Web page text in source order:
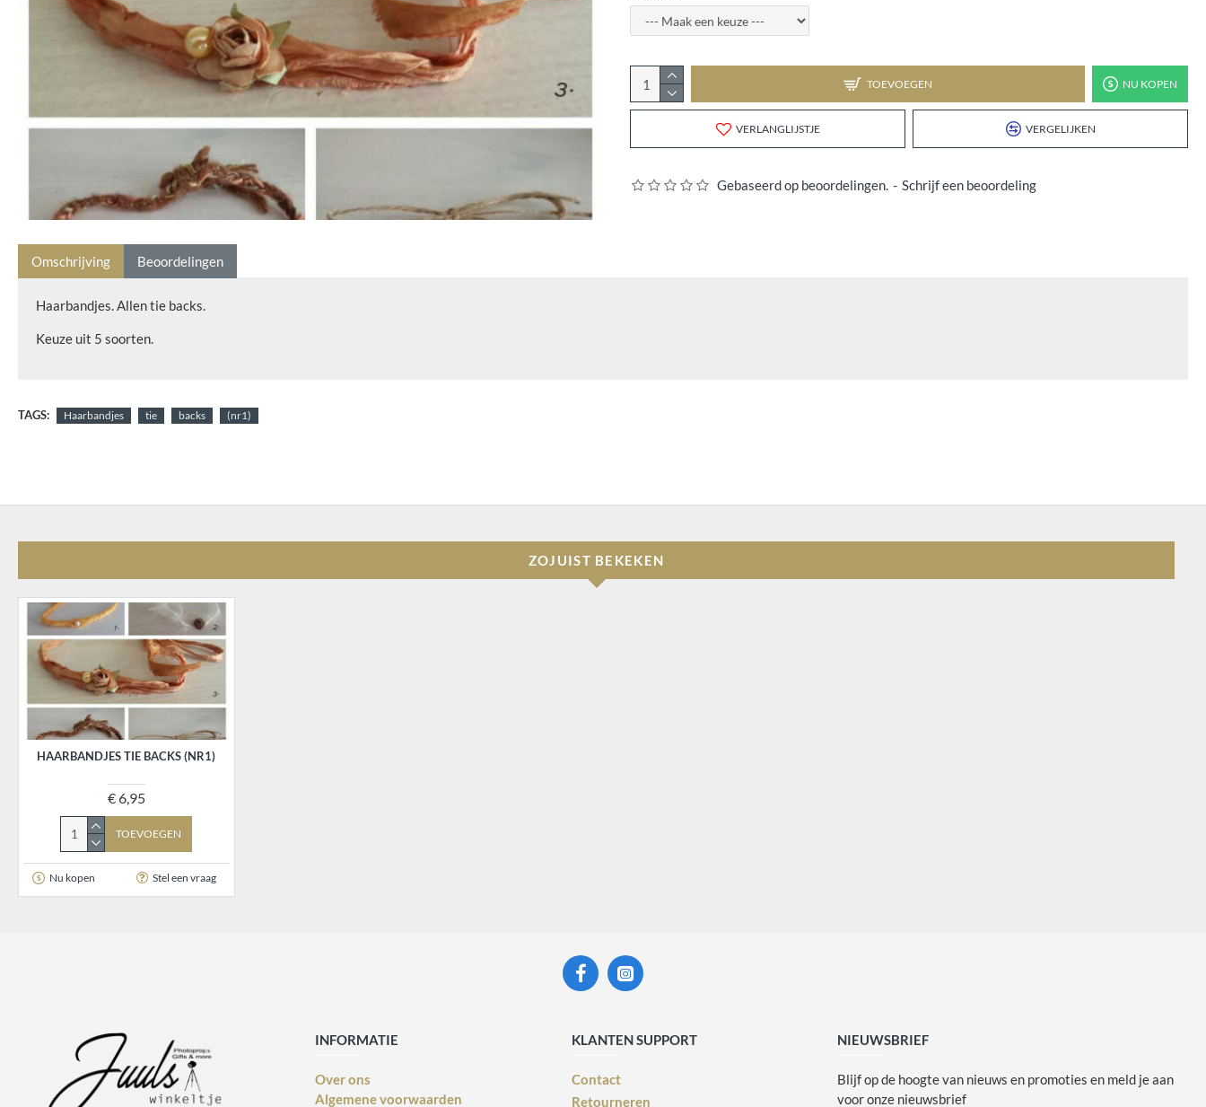
Gebaseerd op beoordelingen. - Schrijf een beoordeling
TOEVOEGEN NU KOPEN
VERLANGLIJSTJE VERGELIJKEN
Omschrijving Beoordelingen
Haarbandjes. Allen tie backs.
Keuze uit 5 soorten.
TAGS: Haarbandjes tie backs (nr1)
ZOJUIST BEKEKEN
HAARBANDJES TIE BACKS (NR1)
€ 6,95
TOEVOEGEN
Nu kopen Stel een vraag
INFORMATIE
Over ons
Algemene voorwaarden
KLANTEN SUPPORT
Contact
Retourneren
NIEUWSBRIEF
Blijf op de hoogte van nieuws en promoties en meld je aan
voor onze nieuwsbrief